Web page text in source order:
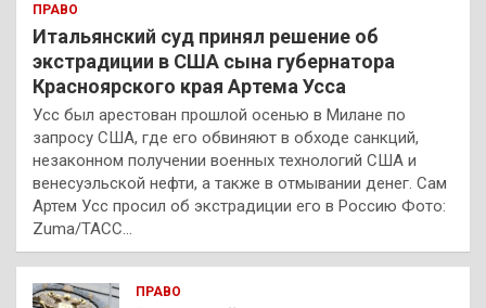
ПРАВО
Итальянский суд принял решение об
экстрадиции в США сына губернатора
Красноярского края Артема Усса
Усс был арестован прошлой осенью в Милане по
запросу США, где его обвиняют в обходе санкций,
незаконном получении военных технологий США и
венесуэльской нефти, а также в отмывании денег. Сам
Артем Усс просил об экстрадиции его в Россию Фото:
Zuma/ТАСС…
ПРАВО